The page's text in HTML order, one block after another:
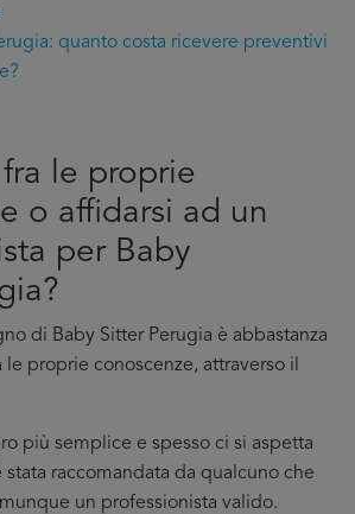
quanto costa ricevere preventivi
le proprie
o affidarsi ad un
per Baby
di Baby Sitter Perugia è abbastanza
le proprie conoscenze, attraverso il
più semplice e spesso ci si aspetta
stata raccomandata da qualcuno che
un professionista valido.